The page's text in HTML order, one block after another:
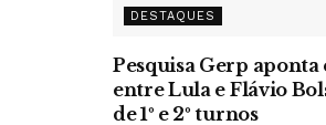
DESTAQUES
Pesquisa Gerp
entre Lula e Flávio
de 1º e 2º turnos